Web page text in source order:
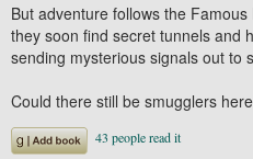
But adventure follows the
they soon find secret tunnels and
sending mysterious signals out to
Could there still be smugglers